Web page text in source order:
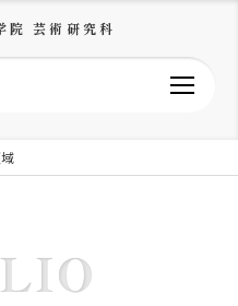
院 芸術研究科